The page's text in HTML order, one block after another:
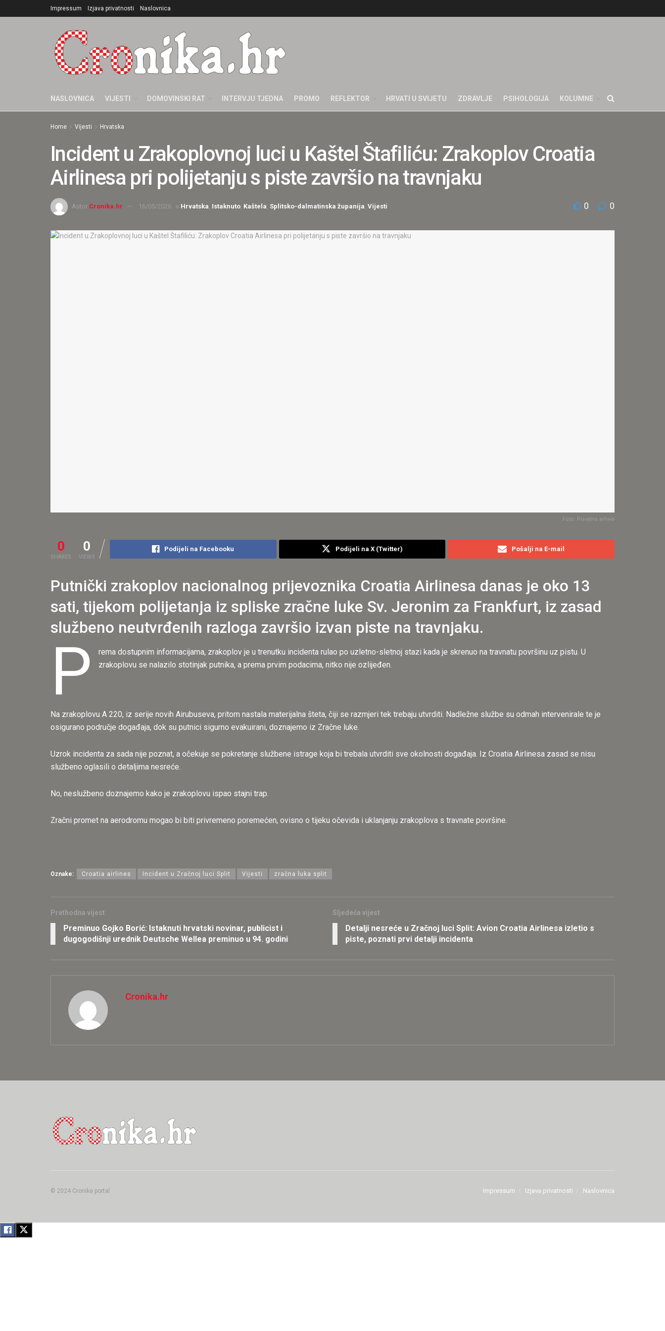
Impressum Izjava privatnosti Naslovnica
NASLOVNICA VIJESTI DOMOVINSKI RAT INTERVJU TJEDNA PROMO REFLEKTOR HRVATI U SVIJETU ZDRAVLJE PSIHOLOGIJA KOLUMNE
Home Vijesti Hrvatska
Incident u Zrakoplovnoj luci u Kaštel Štafiliću: Zrakoplov Croatia
Airlinesa pri polijetanju s piste završio na travnjaku
Autor Cronika.hr 16/05/2026 u Hrvatska Istaknuto Kaštela Splitsko-dalmatinska županija Vijesti 0 0
Foto: Privatna arhiva
0
SHARES
0
VIEWS
Podijeli na Facebooku Podijeli na X (Twitter) Pošalji na E-mail
Putnički zrakoplov nacionalnog prijevoznika Croatia Airlinesa danas je oko 13
sati, tijekom polijetanja iz spliske zračne luke Sv. Jeronim za Frankfurt, iz zasad
službeno neutvrđenih razloga završio izvan piste na travnjaku.
P
rema dostupnim informacijama, zrakoplov je u trenutku incidenta rulao po uzletno-sletnoj stazi kada je skrenuo na travnatu površinu uz pistu. U
zrakoplovu se nalazilo stotinjak putnika, a prema prvim podacima, nitko nije ozlijeđen.
Na zrakoplovu A 220, iz serije novih Airubuseva, pritom nastala materijalna šteta, čiji se razmjeri tek trebaju utvrditi. Nadležne službe su odmah intervenirale te je
osigurano područje događaja, dok su putnici sigurno evakuirani, doznajemo iz Zračne luke.
Uzrok incidenta za sada nije poznat, a očekuje se pokretanje službene istrage koja bi trebala utvrditi sve okolnosti događaja. Iz Croatia Airlinesa zasad se nisu
službeno oglasili o detaljima nesreće.
No, neslužbeno doznajemo kako je zrakoplovu ispao stajni trap.
Zračni promet na aerodromu mogao bi biti privremeno poremećen, ovisno o tijeku očevida i uklanjanju zrakoplova s travnate površine.
Oznake: Croatia airlines Incident u Zračnoj luci Split Vijesti zračna luka split
Prethodna vijest
Preminuo Gojko Borić: Istaknuti hrvatski novinar, publicist i
dugogodišnji urednik Deutsche Wellea preminuo u 94. godini
Sljedeća vijest
Detalji nesreće u Zračnoj luci Split: Avion Croatia Airlinesa izletio s
piste, poznati prvi detalji incidenta
Cronika.hr
Impressum Izjava privatnosti Naslovnica
© 2024 Cronika portal